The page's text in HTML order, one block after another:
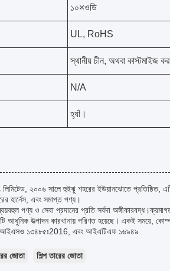
১০×ওডি
UL, RoHS
স্থানীয় চীন, অথবা কাস্টমাইজ
N/A
হ্যাঁ।
২০০৬ সালে হুইঝু শহরের ইউয়ানঝোতে প্রতিষ্ঠিত,
হার্নেস, এবং সমাপ্ত পণ্য।
পণ্য ও সেবা প্রদানের প্রতি সর্বদা
আধুনিক উত্পাদন কারখানায় পরিণত হয়েছে। একই সময়ে,
১৩৪৮৫ঃ2016, এবং আইএটিএফ ১৬৯৪৯
জোতা শিল্প তারের জোতা